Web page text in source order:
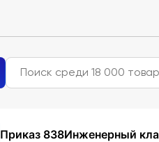
Приказ 838Инженерный